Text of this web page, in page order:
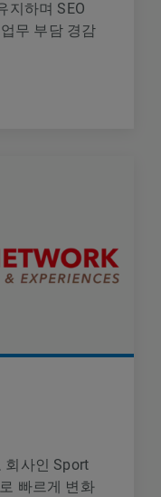
지하며 SEO
무 부담 경감
회사인 Sport
빠르게 변화